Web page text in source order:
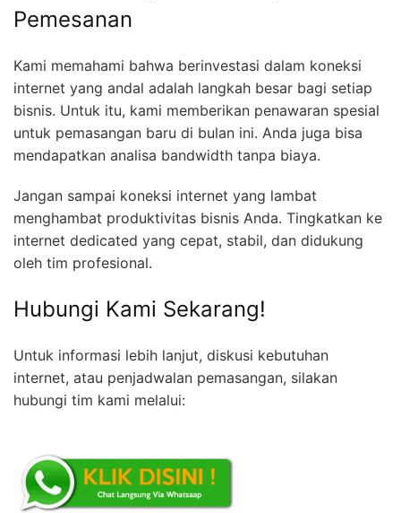
Pemesanan
Kami memahami bahwa berinvestasi dalam koneksi
internet yang andal adalah langkah besar bagi setiap
bisnis. Untuk itu, kami memberikan penawaran spesial
untuk pemasangan baru di bulan ini. Anda juga bisa
mendapatkan analisa bandwidth tanpa biaya.
Jangan sampai koneksi internet yang lambat
menghambat produktivitas bisnis Anda. Tingkatkan ke
internet dedicated yang cepat, stabil, dan didukung
oleh tim profesional.
Hubungi Kami Sekarang!
Untuk informasi lebih lanjut, diskusi kebutuhan
internet, atau penjadwalan pemasangan, silakan
hubungi tim kami melalui: